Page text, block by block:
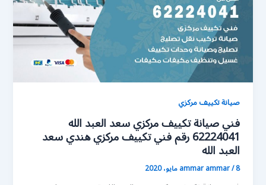
صيانة تكييف مركزي
فني صيانة تكييف مركزي سعد العبد الله
62224041 رقم فني تكييف مركزي هندي سعد
العبد الله
ammar ammar/8 مايو، 2020